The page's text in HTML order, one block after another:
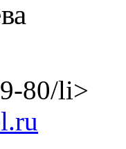
80/li>